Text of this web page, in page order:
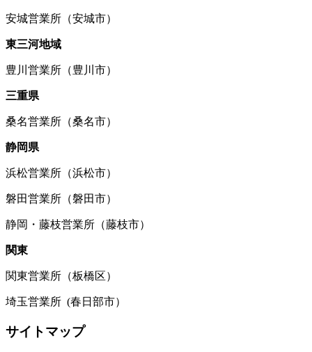
安城営業所（安城市）
東三河地域
豊川営業所（豊川市）
三重県
桑名営業所（桑名市）
静岡県
浜松営業所（浜松市）
磐田営業所（磐田市）
静岡・藤枝営業所（藤枝市）
関東
関東営業所（板橋区）
埼玉営業所 (春日部市）
サイトマップ